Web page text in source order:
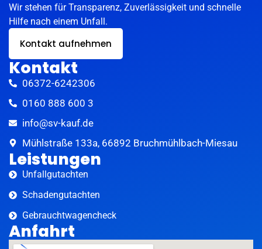
Wir stehen für Transparenz, Zuverlässigkeit und schnelle
Hilfe nach einem Unfall.
Kontakt aufnehmen
Kontakt
06372-6242306
0160 888 600 3
info@sv-kauf.de
Mühlstraße 133a, 66892 Bruchmühlbach-Miesau
Leistungen
Unfallgutachten
Schadengutachten
Gebrauchtwagencheck
Anfahrt